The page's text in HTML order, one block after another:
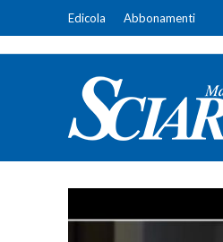
Edicola Abbonamenti